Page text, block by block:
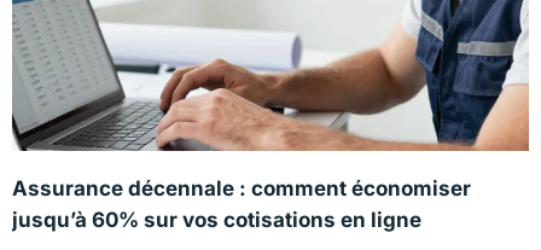
Assurance décennale : comment économiser
jusqu’à 60% sur vos cotisations en ligne